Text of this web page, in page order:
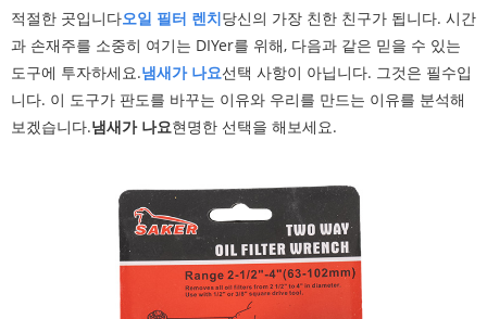
적절한 곳입니다오일 필터 렌치당신의 가장 친한 친구가 됩니다. 시간
과 손재주를 소중히 여기는 DIYer를 위해, 다음과 같은 믿을 수 있는
도구에 투자하세요.냄새가 나요선택 사항이 아닙니다. 그것은 필수입
니다. 이 도구가 판도를 바꾸는 이유와 우리를 만드는 이유를 분석해
보겠습니다.냄새가 나요현명한 선택을 해보세요.